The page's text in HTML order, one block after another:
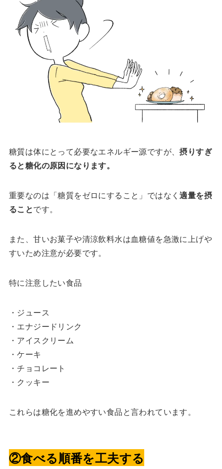
糖質は体にとって必要なエネルギー源ですが、摂りすぎ
ると糖化の原因になります。
重要なのは「糖質をゼロにすること」ではなく適量を摂
ることです。
また、甘いお菓子や清涼飲料水は血糖値を急激に上げや
すいため注意が必要です。
特に注意したい食品
・ジュース
・エナジードリンク
・アイスクリーム
・ケーキ
・チョコレート
・クッキー
これらは糖化を進めやすい食品と言われています。
②食べる順番を工夫する